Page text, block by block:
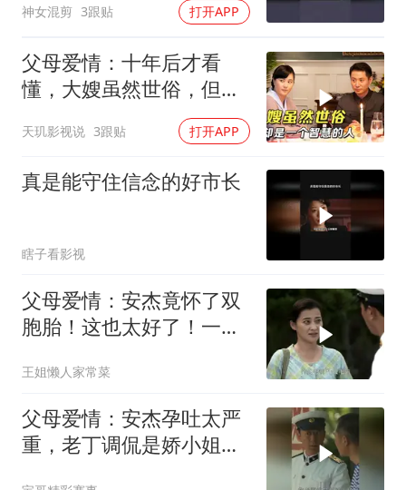
神女混剪 3跟贴 打开APP
父母爱情：十年后才看
懂，大嫂虽然世俗，但却
天玑影视说 3跟贴 打开APP
真是能守住信念的好市长
瞎子看影视
父母爱情：安杰竟怀了双
胞胎！这也太好了！一下
王姐懒人家常菜
父母爱情：安杰孕吐太严
重，老丁调侃是娇小姐，